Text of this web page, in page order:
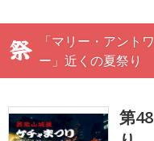
「マリー・アント
ー」近くの夏祭り
第